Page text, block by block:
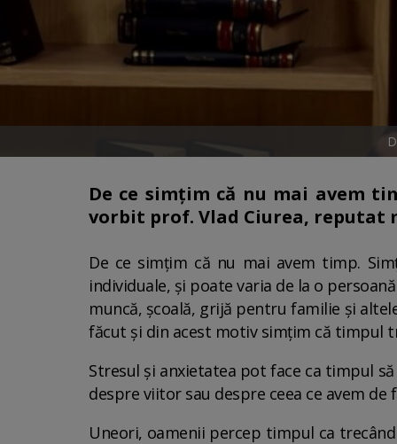
De ce simțim că nu mai avem
vorbit prof. Vlad Ciurea, reputat
De ce simțim că nu mai avem timp.
individuale, și poate varia de la o
muncă, școală, grijă pentru familie și
făcut și din acest motiv simțim că timpul
Stresul și anxietatea pot face ca timpul
despre viitor sau despre ceea ce avem de
Uneori, oamenii percep timpul ca